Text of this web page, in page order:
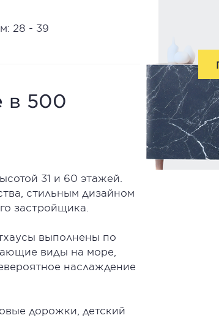
28 - 39
в 500
31 и 60 этажей.
стильным дизайном
застройщика.
выполнены по
виды на море,
наслаждение
дорожки, детский